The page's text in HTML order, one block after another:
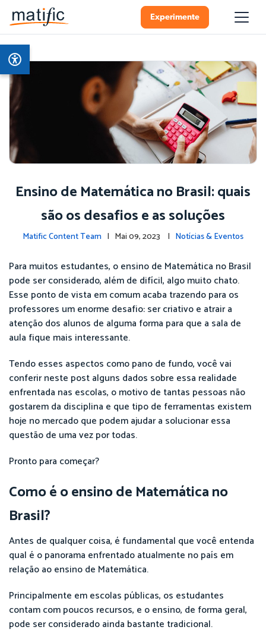
Experimente
Ensino de Matemática no Brasil: quais
são os desafios e as soluções
Matific Content Team | Mai 09, 2023 | Notícias & Eventos
Para muitos estudantes, o ensino de Matemática no Brasil
pode ser considerado, além de difícil, algo muito chato.
Esse ponto de vista em comum acaba trazendo para os
professores um enorme desafio: ser criativo e atrair a
atenção dos alunos de alguma forma para que a sala de
aula fique mais interessante.
Tendo esses aspectos como pano de fundo, você vai
conferir neste post alguns dados sobre essa realidade
enfrentada nas escolas, o motivo de tantas pessoas não
gostarem da disciplina e que tipo de ferramentas existem
hoje no mercado que podem ajudar a solucionar essa
questão de uma vez por todas.
Pronto para começar?
Como é o ensino de Matemática no
Brasil?
Antes de qualquer coisa, é fundamental que você entenda
qual é o panorama enfrentado atualmente no país em
relação ao ensino de Matemática.
Principalmente em escolas públicas, os estudantes
contam com poucos recursos, e o ensino, de forma geral,
pode ser considerado ainda bastante tradicional.